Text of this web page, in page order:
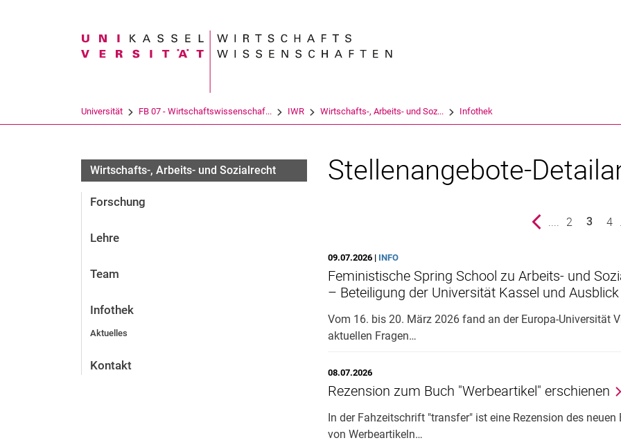
Suchbegriff
Universität FB 07 - Wirtschaftswissenschaf... IWR Wirtschafts-, Arbeits- und Soz... Infothek
Wirtschafts-, Arbeits- und Sozialrecht
Forschung
Lehre
Team
Infothek
Aktuelles
Kontakt
Stellenangebote-
vorherige Seite .... Seite
2
3
4
09.07.2026 | INFO
Feministische Spring School zu Arbeits- und
– Beteiligung der Universität Kassel und
Vom 16. bis 20. März 2026 fand an der Europa-Universität
aktuellen Fragen…
08.07.2026
Rezension zum Buch "Werbeartikel" erschienen
In der Fahzeitschrift "transfer" ist eine Rezension des
von Werbeartikeln…